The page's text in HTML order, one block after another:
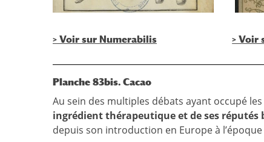
> Voir sur Numerabilis > Voir
Planche 83bis. Cacao
Au sein des multiples débats ayant occupé
ingrédient thérapeutique et de ses
depuis son introduction en Europe à